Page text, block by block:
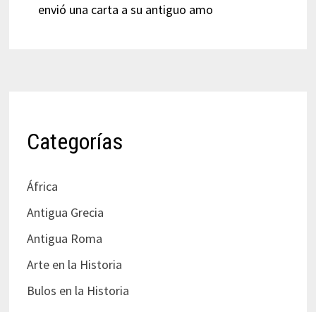
envió una carta a su antiguo amo
Categorías
África
Antigua Grecia
Antigua Roma
Arte en la Historia
Bulos en la Historia